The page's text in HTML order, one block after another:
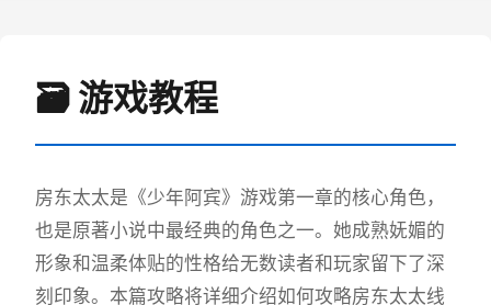
🗃️ 游戏教程
房东太太是《少年阿宾》游戏第一章的核心角色，
也是原著小说中最经典的角色之一。她成熟妩媚的
形象和温柔体贴的性格给无数读者和玩家留下了深
刻印象。本篇攻略将详细介绍如何攻略房东太太线